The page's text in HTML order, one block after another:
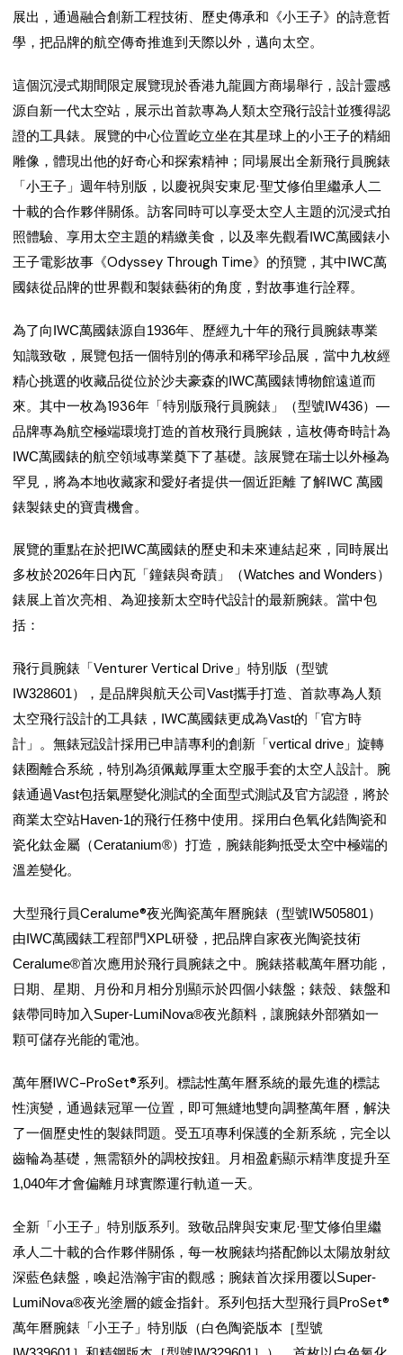
展出，通過融合創新工程技術、歷史傳承和《小王子》的詩意哲
學，把品牌的航空傳奇推進到天際以外，邁向太空。
這個沉浸式期間限定展覽現於香港九龍圓方商場舉行，設計靈感
源自新一代太空站，展示出首款專為人類太空飛行設計並獲得認
證的工具錶。展覽的中心位置屹立坐在其星球上的小王子的精細
雕像，體現出他的好奇心和探索精神；同場展出全新飛行員腕錶
「小王子」週年特別版 ，以慶祝與安東尼·聖艾修伯里繼承人二
十載的合作夥伴關係。訪客同時可以享受太空人主題的沉浸式拍
照體驗、享用太空主題的精繳美食，以及率先觀看IWC萬國錶小
王子電影故事《Odyssey Through Time》的預覽，其中IWC萬
國錶從品牌的世界觀和製錶藝術的角度，對故事進行詮釋。
為了向IWC萬國錶源自1936年、歷經九十年的飛行員腕錶專業
知識致敬，展覽包括一個特別的傳承和稀罕珍品展，當中九枚經
精心挑選的收藏品從位於沙夫豪森的IWC萬國錶博物館遠道而
來。其中一枚為1936年「特別版飛行員腕錶」
（型號IW436）—
品牌專為航空極端環境打造的首枚飛行員腕錶，這枚傳奇時計為
IWC萬國錶的航空領域專業奠下了基礎。該展覽在瑞士以外極為
罕見，將為本地收藏家和愛好者提供一個近距離 了解IWC 萬國
錶製錶史的寶貴機會。
展覽的重點在於把IWC萬國錶的歷史和未來連結起來，同時展出
多枚於2026年日內瓦「鐘錶與奇蹟」（Watches and Wonders）
錶展上首次亮相、為迎接新太空時代設計的最新腕錶。當中包
括：
飛行員腕錶「Venturer Vertical Drive」特別版 （型號
IW328601），是品牌與航天公司Vast攜手打造、首款專為人類
太空飛行設計的工具錶，IWC萬國錶更成為Vast的「官方時
計」。無錶冠設計採用已申請專利的創新「vertical drive」旋轉
錶圈離合系統，特別為須佩戴厚重太空服手套的太空人設計。腕
錶通過Vast包括氣壓變化測試的全面型式測試及官方認證，將於
商業太空站Haven-1的飛行任務中使用。採用白色氧化鋯陶瓷和
瓷化鈦金屬（Ceratanium®）打造，腕錶能夠抵受太空中極端的
溫差變化。
大型飛行員Ceralume®夜光陶瓷萬年曆腕錶 （型號IW505801）
由IWC萬國錶工程部門XPL研發，把品牌自家夜光陶瓷技術
Ceralume®首次應用於飛行員腕錶之中。腕錶搭載萬年曆功能，
日期、星期、月份和月相分別顯示於四個小錶盤；錶殼、錶盤和
錶帶同時加入Super-LumiNova®夜光顏料，讓腕錶外部猶如一
顆可儲存光能的電池。
萬年曆IWC-ProSet®系列。標誌性萬年曆系統的最先進的標誌
性演變，通過錶冠單一位置，即可無縫地雙向調整萬年曆，解決
了一個歷史性的製錶問題。受五項專利保護的全新系統，完全以
齒輪為基礎，無需額外的調校按鈕。月相盈虧顯示精準度提升至
1,040年才會偏離月球實際運行軌道一天。
全新「小王子」特別版系列。致敬品牌與安東尼·聖艾修伯里繼
承人二十載的合作夥伴關係，每一枚腕錶均搭配飾以太陽放射紋
深藍色錶盤，喚起浩瀚宇宙的觀感；腕錶首次採用覆以Super-
LumiNova®夜光塗層的鍍金指針。 系列包括大型飛行員ProSet®
萬年曆腕錶「小王子」特別版 （白色陶瓷版本［型號